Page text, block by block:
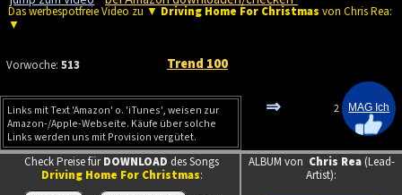
Das werbespotfreie Video zu ▼ Driving Home For Christmas von Chris Rea:
▼
Vorwoche: 513 Trend 100
Links mit Text 'Amazon' o. 'iTunes', weisen zur
Amazon-/Apple-Webseite. Käufe über solche
Links werden uns mit Provision vergütet.
⇒ 2
Check Preise fürDOWNLOAD des Songs
Driving Home For Christmas:
ALBUM von Chris Rea(Lead-
Artist):